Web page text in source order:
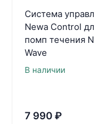
Система
Newa Control
помп течения
Wave
В наличии
7 990 ₽